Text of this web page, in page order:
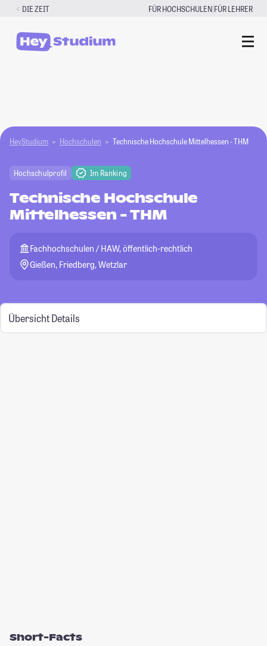
Zum
springen
DIE ZEIT FÜR HOCHSCHULEN|FÜR LEHRER
HeyStudium Hochschulen Technische Hochschule Mittelhessen - THM
Hochschulprofil Im Ranking
Technische Hochschule
Mittelhessen - THM
Fachhochschulen / HAW, öffentlich-rechtlich
Gießen, Friedberg, Wetzlar
Übersicht Details
Short-Facts